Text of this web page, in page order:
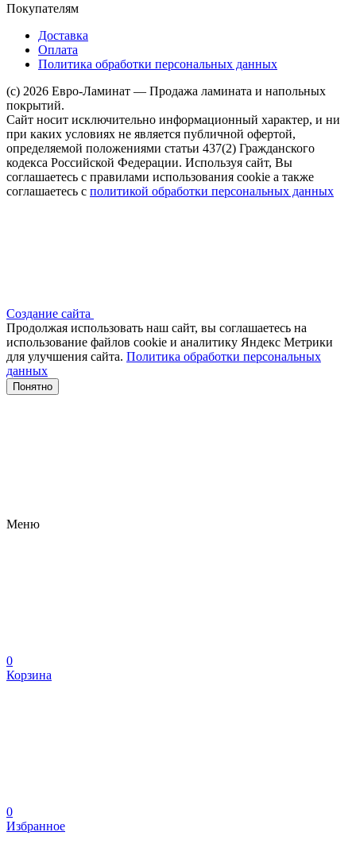
Покупателям
Доставка
Оплата
Политика обработки персональных данных
(c) 2026 Евро-Ламинат — Продажа ламината и напольных
покрытий.
Сайт носит исключительно информационный характер, и ни
при каких условиях не является публичной офертой,
определяемой положениями статьи 437(2) Гражданского
кодекса Российской Федерации. Используя сайт, Вы
соглашаетесь с правилами использования cookie а также
соглашаетесь с политикой обработки персональных данных
Создание сайта
Продолжая использовать наш сайт, вы соглашаетесь на
использование файлов сооkіе и аналитику Яндекс Метрики
для улучшения сайта. Политика обработки персональных
данных
Понятно
Меню
0
Корзина
0
Избранное